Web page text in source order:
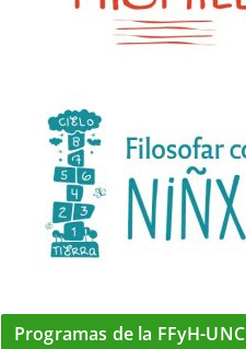
Programas de la FFyH-UNC